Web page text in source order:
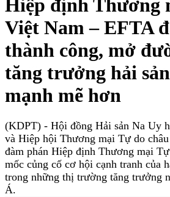
Hiệp định Thương
Việt Nam – EFTA
thành công, mở
tăng trưởng hải
mạnh mẽ hơn
(KDPT) - Hội đồng Hải sản Na Uy
và Hiệp hội Thương mại Tự do
đàm phán Hiệp định Thương mại
mốc củng cố cơ hội cạnh tranh của
trong những thị trường tăng trưởng
Á.